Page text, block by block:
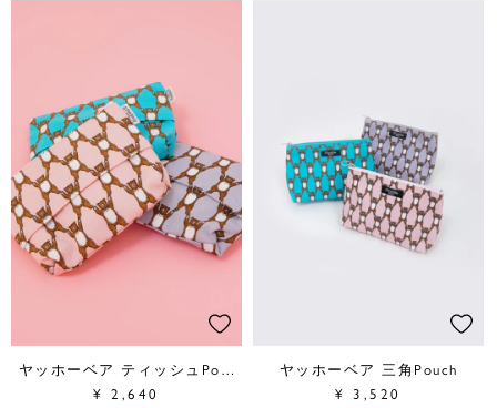
ヤッホーベア ティッシュPouch
¥ 2,640
ヤッホーベア 三角Pouch
¥ 3,520